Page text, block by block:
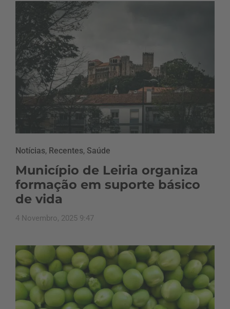
Notícias, Recentes, Saúde
Município de Leiria organiza
formação em suporte básico
de vida
4 Novembro, 2025 9:47